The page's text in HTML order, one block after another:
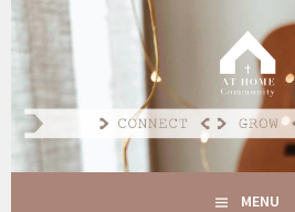
Spring
inhoud
AT HOME
CONNECT GROW SERVE
MENU